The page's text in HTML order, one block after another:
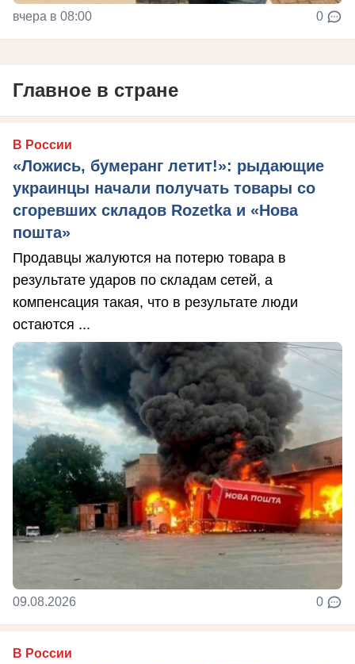
вчера в 08:00 0
Главное в стране
В России
«Ложись, бумеранг летит!»: рыдающие
украинцы начали получать товары со
сгоревших складов Rozetka и «Нова
пошта»
Продавцы жалуются на потерю товара в
результате ударов по складам сетей, а
компенсация такая, что в результате люди
остаются ...
09.08.2026 0
В России